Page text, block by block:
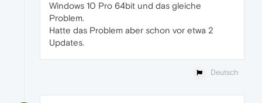
Windows 10 Pro 64bit und das gleiche
Problem.
Hatte das Problem aber schon vor etwa 2
Updates.
Deutsch